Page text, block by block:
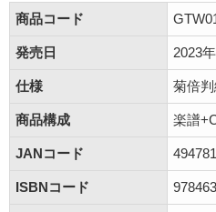
商品コード
発売日 2023
仕様 菊倍
商品構成 楽譜
JANコード
ISBNコード